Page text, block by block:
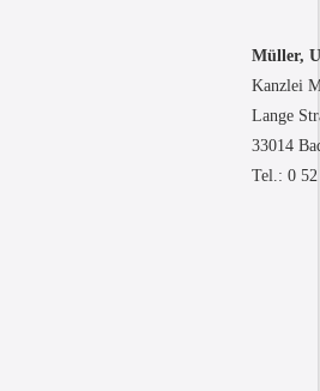
Müller,
Kanzlei
Lange
33014
Tel.: 0